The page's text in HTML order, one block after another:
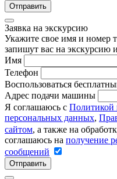
Отправить
Заявка на экскурсию
Укажите свое имя и номер
запишут вас на экскурсию
Имя
Телефон
Воспользоваться
Адрес подачи машины
Я соглашаюсь с Политикой
персональных данных,
сайтом, а также на
соглашаюсь на получение
сообщений
Отправить